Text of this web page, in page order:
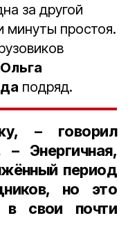
за другой
минуты простоя.
Ольга
подряд.
– говорил
– Энергичная,
период
но это
в свои почти